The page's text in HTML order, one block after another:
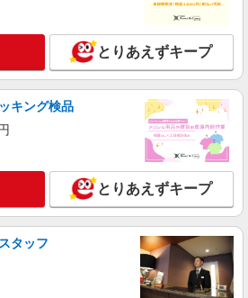
詳細を見る
｜看護師さんのサポートスタッフ募集♪
1550円〜2187円 ＜日払い有/週払い有/交
給(ガソリン代含む)＞
市内 最寄駅：水口
詳細を見る
とりあえずキープ
キング検品
とりあえずキープ
タッフ